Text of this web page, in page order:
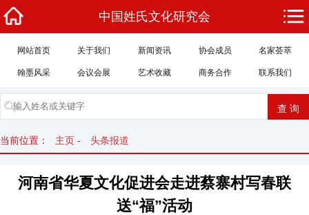
中国姓氏文化研究会
网站首页 关于我们 新闻资讯 协会成员 名家荟萃
翰墨风采 会议会展 艺术收藏 商务合作 联系我们
当前位置： 主页 - 头条报道
河南省华夏文化促进会走进蔡寨村写春联
送“福”活动